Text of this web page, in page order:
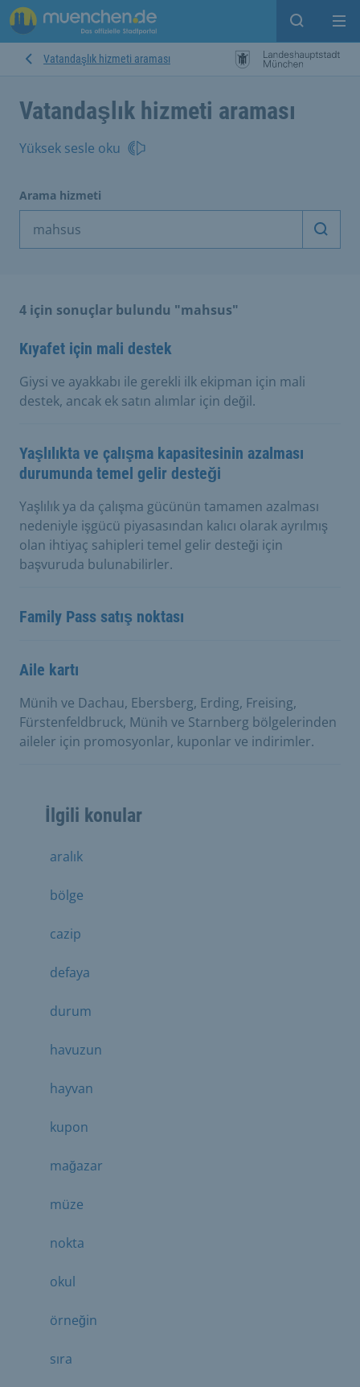
Open
Vatandaşlık hizmeti araması
Vatandaşlık hizmeti araması
Yüksek sesle oku
Arama hizmeti
4 için sonuçlar bulundu "mahsus"
Kıyafet için mali destek
Giysi ve ayakkabı ile gerekli ilk ekipman için mali
destek, ancak ek satın alımlar için değil.
Yaşlılıkta ve çalışma kapasitesinin azalması
durumunda temel gelir desteği
Yaşlılık ya da çalışma gücünün tamamen azalması
nedeniyle işgücü piyasasından kalıcı olarak ayrılmış
olan ihtiyaç sahipleri temel gelir desteği için
başvuruda bulunabilirler.
Family Pass satış noktası
Aile kartı
Münih ve Dachau, Ebersberg, Erding, Freising,
Fürstenfeldbruck, Münih ve Starnberg bölgelerinden
aileler için promosyonlar, kuponlar ve indirimler.
İlgili konular
aralık
bölge
cazip
defaya
durum
havuzun
hayvan
kupon
mağazar
müze
nokta
okul
örneğin
sıra